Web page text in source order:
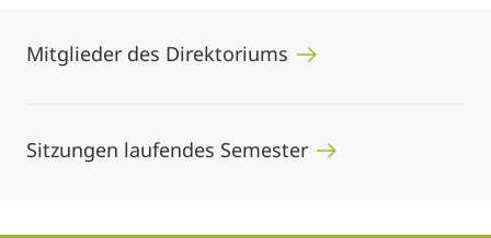
Mitglieder des Direktoriums
Sitzungen laufendes Semester